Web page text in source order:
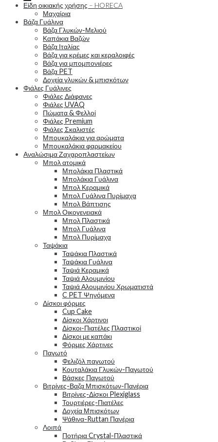
Είδη οικιακής χρήσης – HORECA
Μαχαίρια
Βάζα Γυάλινα
Βάζα Γλυκών-Μελιού
Καπάκια Βαζών
Βάζα Ιταλίας
Βάζα για κρέμες και κεραλοιφές
Βάζα για μπομπονιέρες
Βάζα PET
Δοχεία γλυκών & μπισκότων
Φιάλες Γυάλινες
Φιάλες Διάφανες
Φιάλες UVAQ
Πώματα & Φελλοί
Φιάλες Premium
Φιάλες Σκαλιστές
Μπουκαλάκια για αρώματα
Μπουκαλάκια φαρμακείου
Αναλώσιμα Ζαχαροπλαστείων
Μπολ ατομικά
Μπολάκια Πλαστικά
Μπολάκια Γυάλινα
Μπολ Κεραμικά
Μπολ Γυάλινα Πυρίμαχα
Μπολ Βάπτισης
Μπολ Οικογενειακά
Μπολ Πλαστικά
Μπολ Γυάλινα
Μπολ Πυρίμαχα
Ταψάκια
Ταψάκια Πλαστικά
Ταψάκια Γυάλινα
Ταψιά Κεραμικά
Ταψιά Αλουμινίου
Ταψιά Αλουμινίου Χρωματιστά
C PET Ψηνόμενα
Δίσκοι φόρμες
Cup Cake
Δίσκοι Χάρτινοι
Δίσκοι-Πιατέλες Πλαστικοί
Δίσκοι με καπάκι
Φόρμες Χάρτινες
Παγωτό
Φελιζόλ παγωτού
Κουταλάκια Γλυκών-Παγωτού
Βάσκες Παγωτού
Βιτρίνες-Βαζα Μπισκότων-Πανέρια
Βιτρίνες-Δίσκοι Plexiglass
Τουρτιέρες-Πιατέλες
Δοχεία Μπισκότων
Ψάθινα-Ruttan Πανέρια
Λοιπά
Ποτήρια Crystal-Πλαστικά